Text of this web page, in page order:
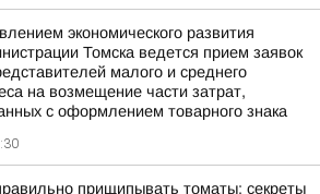
экономического развития
Томска ведется прием заявок
малого и среднего
на возмещение части затрат,
с оформлением товарного знака
прищипывать томаты: секреты